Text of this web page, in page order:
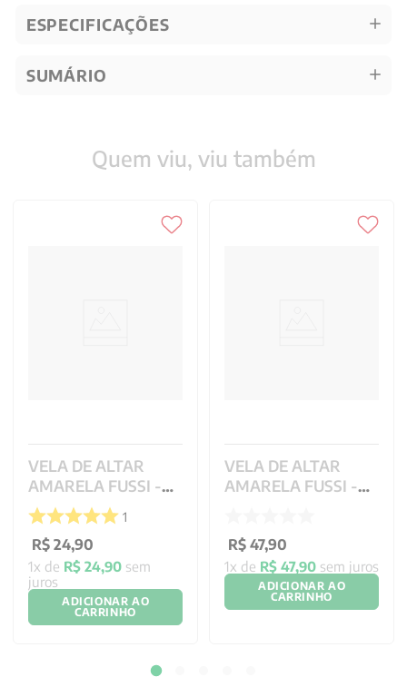
ESPECIFICAÇÕES
SUMÁRIO
Quem viu, viu também
VELA DE ALTAR
AMARELA FUSSI -
10X7CM
1
R$ 24,90
1x de R$ 24,90 sem
juros
ADICIONAR AO
CARRINHO
VELA DE ALTAR
AMARELA FUSSI -
R$ 47,90
1x de R$ 47,90 sem juros
ADICIONAR AO
CARRINHO